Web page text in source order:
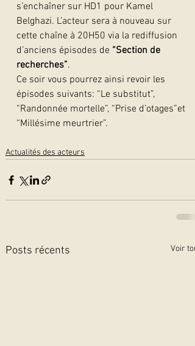
s’enchaîner sur HD1 pour Kamel
Belghazi. L’acteur sera à nouveau sur
cette chaîne à 20H50 via la rediffusion
d’anciens épisodes de “Section de
recherches”.
Ce soir vous pourrez ainsi revoir les
épisodes suivants: “Le substitut”,
“Randonnée mortelle”, “Prise d’otages”et
“Millésime meurtrier”.
Actualités des acteurs
Posts récents Voir tout